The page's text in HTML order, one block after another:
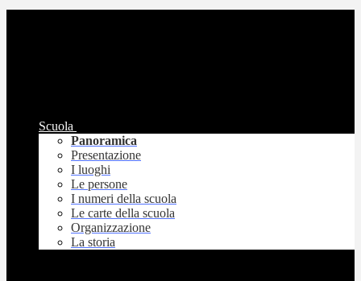
Scuola
Panoramica
Presentazione
I luoghi
Le persone
I numeri della scuola
Le carte della scuola
Organizzazione
La storia